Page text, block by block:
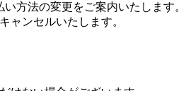
方法の変更をご案内いたします。
ャンセルいたします。